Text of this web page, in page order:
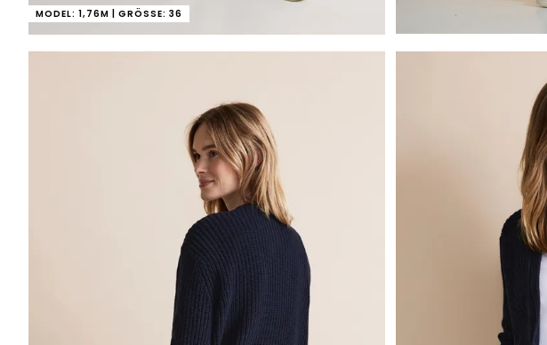
MODEL: 1,76M | GRÖSSE: 36